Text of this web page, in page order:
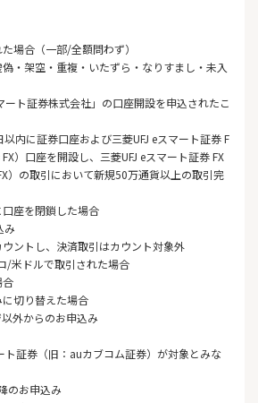
場合（一部/全額問わず）
・架空・重複・いたずら・なりすまし・未入
ート証券株式会社」の口座開設を申込されたこ
内に証券口座および三菱UFJ eスマート証券 F
）口座を開設し、三菱UFJ eスマート証券 FX
）の取引において新規50万通貨以上の取引完
座を閉鎖した場合
み
ントし、決済取引はカウント対象外
/米ドルで取引された場合
切り替えた場合
外からのお申込み
ト証券（旧：auカブコム証券）が対象とみな
のお申込み